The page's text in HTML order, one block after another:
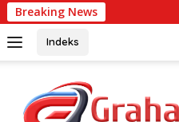
Breaking News
Indeks